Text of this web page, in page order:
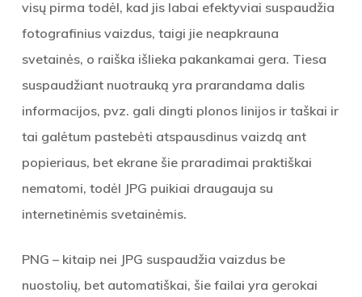
visų pirma todėl, kad jis labai efektyviai suspaudžia
fotografinius vaizdus, taigi jie neapkrauna
svetainės, o raiška išlieka pakankamai gera. Tiesa
suspaudžiant nuotrauką yra prarandama dalis
informacijos, pvz. gali dingti plonos linijos ir taškai ir
tai galėtum pastebėti atspausdinus vaizdą ant
popieriaus, bet ekrane šie praradimai praktiškai
nematomi, todėl JPG puikiai draugauja su
internetinėmis svetainėmis.
PNG – kitaip nei JPG suspaudžia vaizdus be
nuostolių, bet automatiškai, šie failai yra gerokai